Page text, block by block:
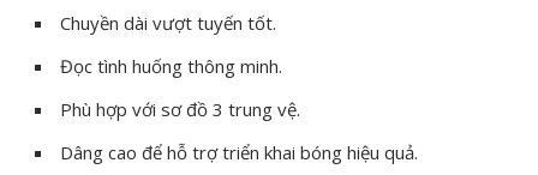
Chuyền dài vượt tuyến tốt.
Đọc tình huống thông minh.
Phù hợp với sơ đồ 3 trung vệ.
Dâng cao để hỗ trợ triển khai bóng hiệu quả.